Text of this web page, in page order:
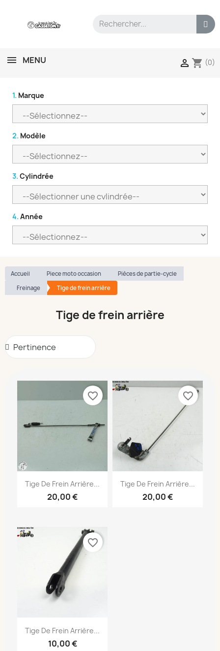
MENU  shopping_cart (0)
1. Marque
2. Modèle
3. Cylindrée
4. Année
Accueil Piece moto occasion
Pièces de partie-cycle
Freinage
Tige de frein arrière
Tige de frein arrière
Tige De Frein Arrière...
20,00 €
favorite_border
Tige De Frein Arrière...
20,00 €
favorite_border
Tige De Frein Arrière...
10,00 €
favorite_border